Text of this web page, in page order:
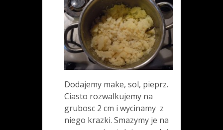
Dodajemy make, sol, pieprz.
Ciasto rozwalkujemy na
grubosc 2 cm i wycinamy z
niego krazki. Smazymy je na